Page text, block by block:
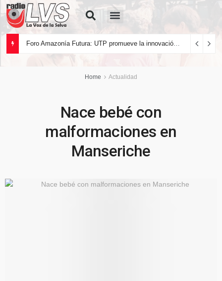
Home Actualidad
Nace bebé con
malformaciones en
Manseriche